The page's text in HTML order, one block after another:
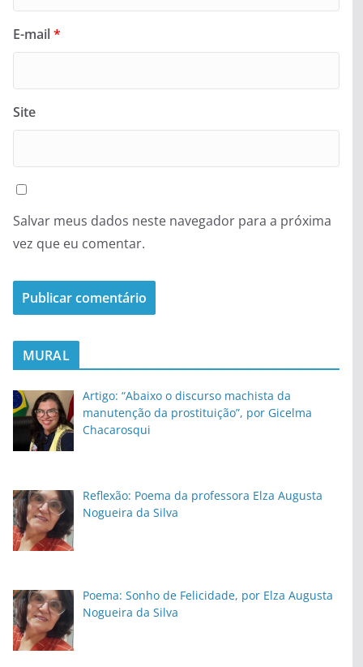
E-mail*
Site
Salvar meus dados neste navegador para a próxima
vez que eu comentar.
MURAL
Artigo: “Abaixo o discurso machista da
manutenção da prostituição”, por Gicelma
Chacarosqui
Reflexão: Poema da professora Elza Augusta
Nogueira da Silva
Poema: Sonho de Felicidade, por Elza Augusta
Nogueira da Silva